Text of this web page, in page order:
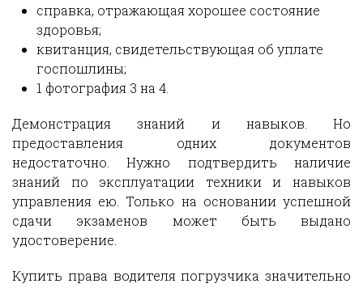
справка, отражающая хорошее состояние
здоровья;
квитанция, свидетельствующая об уплате
госпошлины;
1 фотография 3 на 4.
Демонстрация знаний и навыков. Но
предоставления одних документов
недостаточно. Нужно подтвердить наличие
знаний по эксплуатации техники и навыков
управления ею. Только на основании успешной
сдачи экзаменов может быть выдано
удостоверение.
Купить права водителя погрузчика значительно